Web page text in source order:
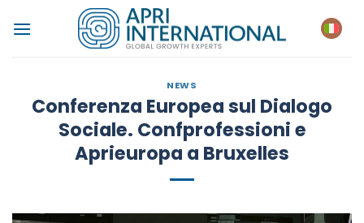
NEWS
Conferenza Europea sul Dialogo
Sociale. Confprofessioni e
Aprieuropa a Bruxelles